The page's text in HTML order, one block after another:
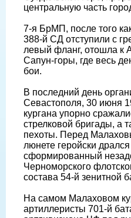
центральную часть
7-я БрМП, после того
388-й СД отступили с
левый фланг, отошла к
Сапун-горы, где весь
бои.
В последний день
Севастополя, 30 июня
кургана упорно
стрелковой бригады, а
пехоты. Перед
люнете геройски
сформированный
Черноморского
состава 54-й зенитной
На самом Малаховом
артиллеристы 701-й